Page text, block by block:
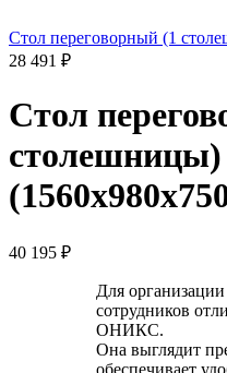
Стол переговорный (1
28 491 ₽
Стол
40 195 ₽
Для
сотрудников
ОНИКС.
Она выглядит
обеспечивает